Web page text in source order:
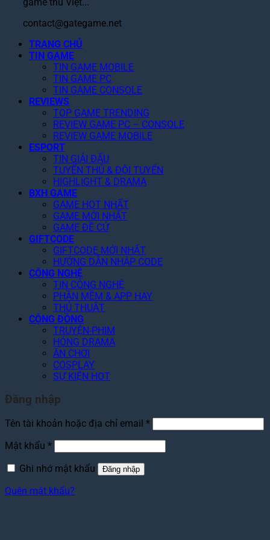
contact@gategame.net
TRANG CHỦ
TIN GAME
TIN GAME MOBILE
TIN GAME PC
TIN GAME CONSOLE
REVIEWS
TOP GAME TRENDING
REVIEW GAME PC – CONSOLE
REVIEW GAME MOBILE
ESPORT
TIN GIẢI ĐẤU
TUYỂN THỦ & ĐỘI TUYỂN
HIGHLIGHT & DRAMA
BXH GAME
GAME HOT NHẤT
GAME MỚI NHẤT
GAME ĐỀ CỬ
GIFTCODE
GIFTCODE MỚI NHẤT
HƯỚNG DẪN NHẬP CODE
CÔNG NGHỆ
TIN CÔNG NGHỆ
PHẦN MỀM & APP HAY
THỦ THUẬT
CỘNG ĐỒNG
TRUYỆN-PHIM
HÓNG DRAMA
ĂN CHƠI
COSPLAY
SỰ KIỆN HOT
Đăng nhập
Tên tài khoản hoặc địa chỉ email *Bắt
buộc
Mật khẩu *Bắt
buộc
Ghi nhớ mật khẩu
Đăng nhập
Quên mật khẩu?